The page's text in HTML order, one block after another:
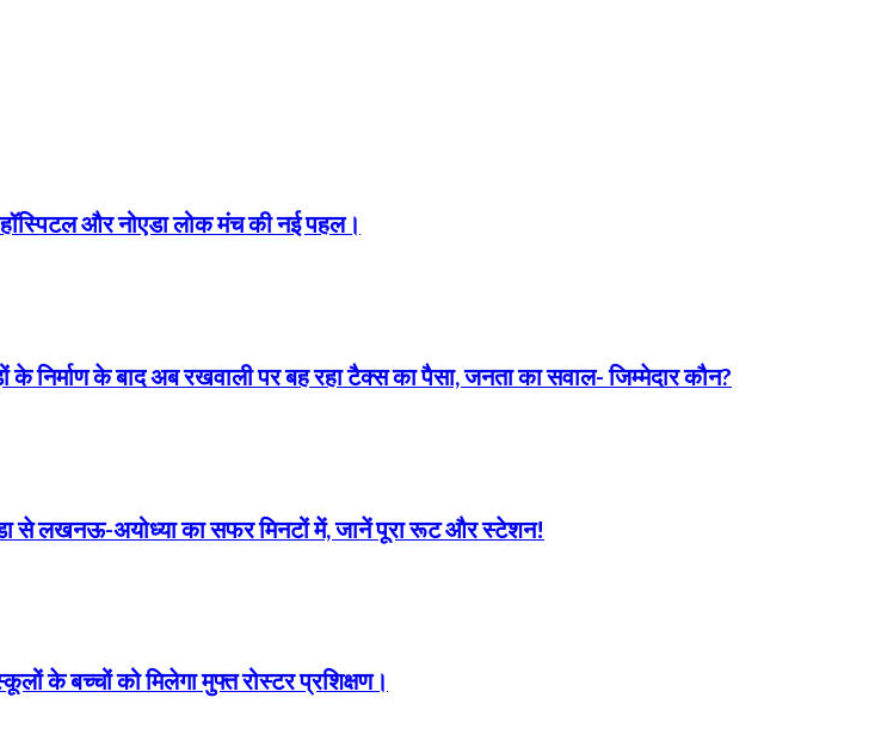
और नोएडा लोक मंच की नई पहल।
के बाद अब रखवाली पर बह रहा टैक्स का पैसा, जनता का सवाल- जिम्मेदार कौन?
से लखनऊ-अयोध्या का सफर मिनटों में, जानें पूरा रूट और स्टेशन!
के बच्चों को मिलेगा मुफ्त रोस्टर प्रशिक्षण।